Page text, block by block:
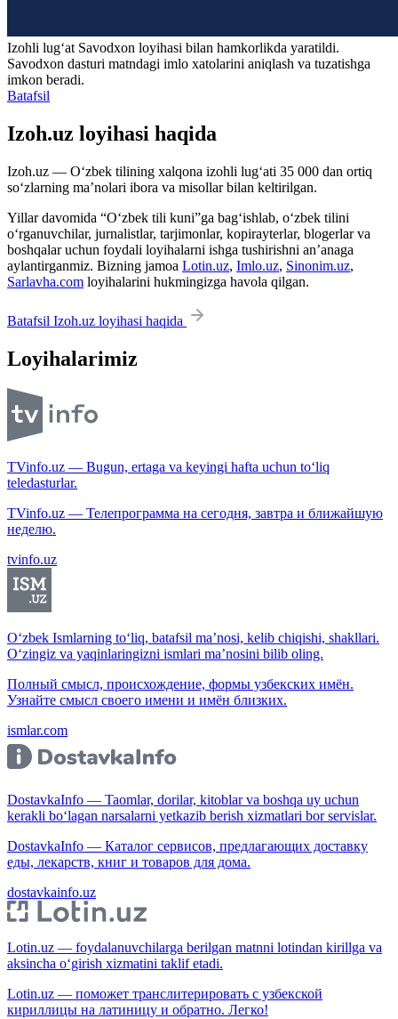
Izohli lugʻat Savodxon loyihasi bilan hamkorlikda yaratildi.
Savodxon dasturi matndagi imlo xatolarini aniqlash va tuzatishga
imkon beradi.
Batafsil
Izoh.uz loyihasi haqida
Izoh.uz — O‘zbek tilining xalqona izohli lug‘ati 35 000 dan ortiq
so‘zlarning ma’nolari ibora va misollar bilan keltirilgan.
Yillar davomida “O‘zbek tili kuni”ga bag‘ishlab, o‘zbek tilini
o‘rganuvchilar, jurnalistlar, tarjimonlar, kopirayterlar, blogerlar va
boshqalar uchun foydali loyihalarni ishga tushirishni an’anaga
aylantirganmiz. Bizning jamoa Lotin.uz, Imlo.uz, Sinonim.uz,
Sarlavha.com loyihalarini hukmingizga havola qilgan.
Batafsil Izoh.uz loyihasi haqida
Loyihalarimiz
TVinfo.uz — Bugun, ertaga va keyingi hafta uchun to‘liq
teledasturlar.
TVinfo.uz — Телепрограмма на сегодня, завтра и ближайшую
неделю.
tvinfo.uz
O‘zbek Ismlarning to‘liq, batafsil ma’nosi, kelib chiqishi, shakllari.
O‘zingiz va yaqinlaringizni ismlari ma’nosini bilib oling.
Полный смысл, происхождение, формы узбекских имён.
Узнайте смысл своего имени и имён близких.
ismlar.com
DostavkaInfo — Taomlar, dorilar, kitoblar va boshqa uy uchun
kerakli bo‘lagan narsalarni yetkazib berish xizmatlari bor servislar.
DostavkaInfo — Каталог сервисов, предлагающих доставку
еды, лекарств, книг и товаров для дома.
dostavkainfo.uz
Lotin.uz — foydalanuvchilarga berilgan matnni lotindan kirillga va
aksincha o‘girish xizmatini taklif etadi.
Lotin.uz — поможет транслитерировать с узбекской
кириллицы на латиницу и обратно. Легко!